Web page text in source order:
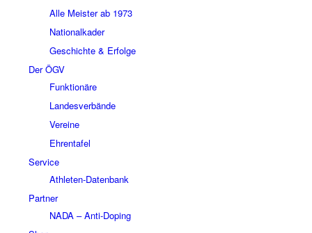
Alle Meister ab 1973
Nationalkader
Geschichte & Erfolge
Der ÖGV
Funktionäre
Landesverbände
Vereine
Ehrentafel
Service
Athleten-Datenbank
Partner
NADA – Anti-Doping